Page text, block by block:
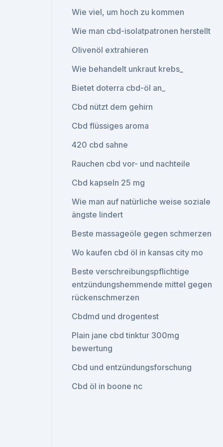
Wie viel, um hoch zu kommen
Wie man cbd-isolatpatronen herstellt
Olivenöl extrahieren
Wie behandelt unkraut krebs_
Bietet doterra cbd-öl an_
Cbd nützt dem gehirn
Cbd flüssiges aroma
420 cbd sahne
Rauchen cbd vor- und nachteile
Cbd kapseln 25 mg
Wie man auf natürliche weise soziale
ängste lindert
Beste massageöle gegen schmerzen
Wo kaufen cbd öl in kansas city mo
Beste verschreibungspflichtige
entzündungshemmende mittel gegen
rückenschmerzen
Cbdmd und drogentest
Plain jane cbd tinktur 300mg
bewertung
Cbd und entzündungsforschung
Cbd öl in boone nc